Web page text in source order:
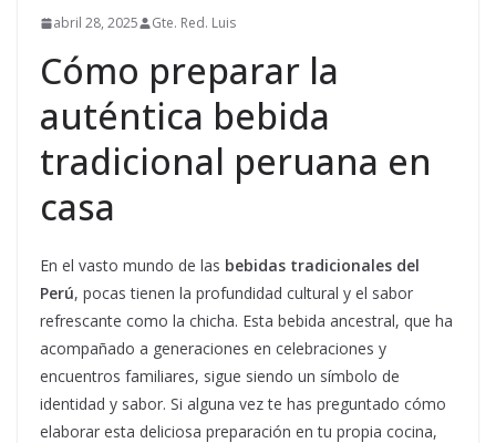
abril 28, 2025 Gte. Red. Luis
Cómo preparar la
auténtica bebida
tradicional peruana en
casa
En el vasto mundo de las bebidas tradicionales del
Perú, pocas tienen la profundidad cultural y el sabor
refrescante como la chicha. Esta bebida ancestral, que ha
acompañado a generaciones en celebraciones y
encuentros familiares, sigue siendo un símbolo de
identidad y sabor. Si alguna vez te has preguntado cómo
elaborar esta deliciosa preparación en tu propia cocina,